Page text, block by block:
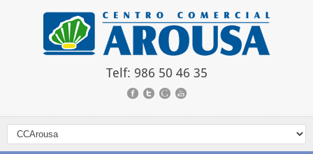
Telf: 986 50 46 35